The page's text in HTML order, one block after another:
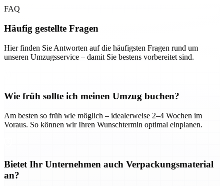
FAQ
Häufig gestellte Fragen
Hier finden Sie Antworten auf die häufigsten Fragen rund um
unseren Umzugsservice – damit Sie bestens vorbereitet sind.
Wie früh sollte ich meinen Umzug buchen?
Am besten so früh wie möglich – idealerweise 2–4 Wochen im
Voraus. So können wir Ihren Wunschtermin optimal einplanen.
Bietet Ihr Unternehmen auch Verpackungsmaterial
an?